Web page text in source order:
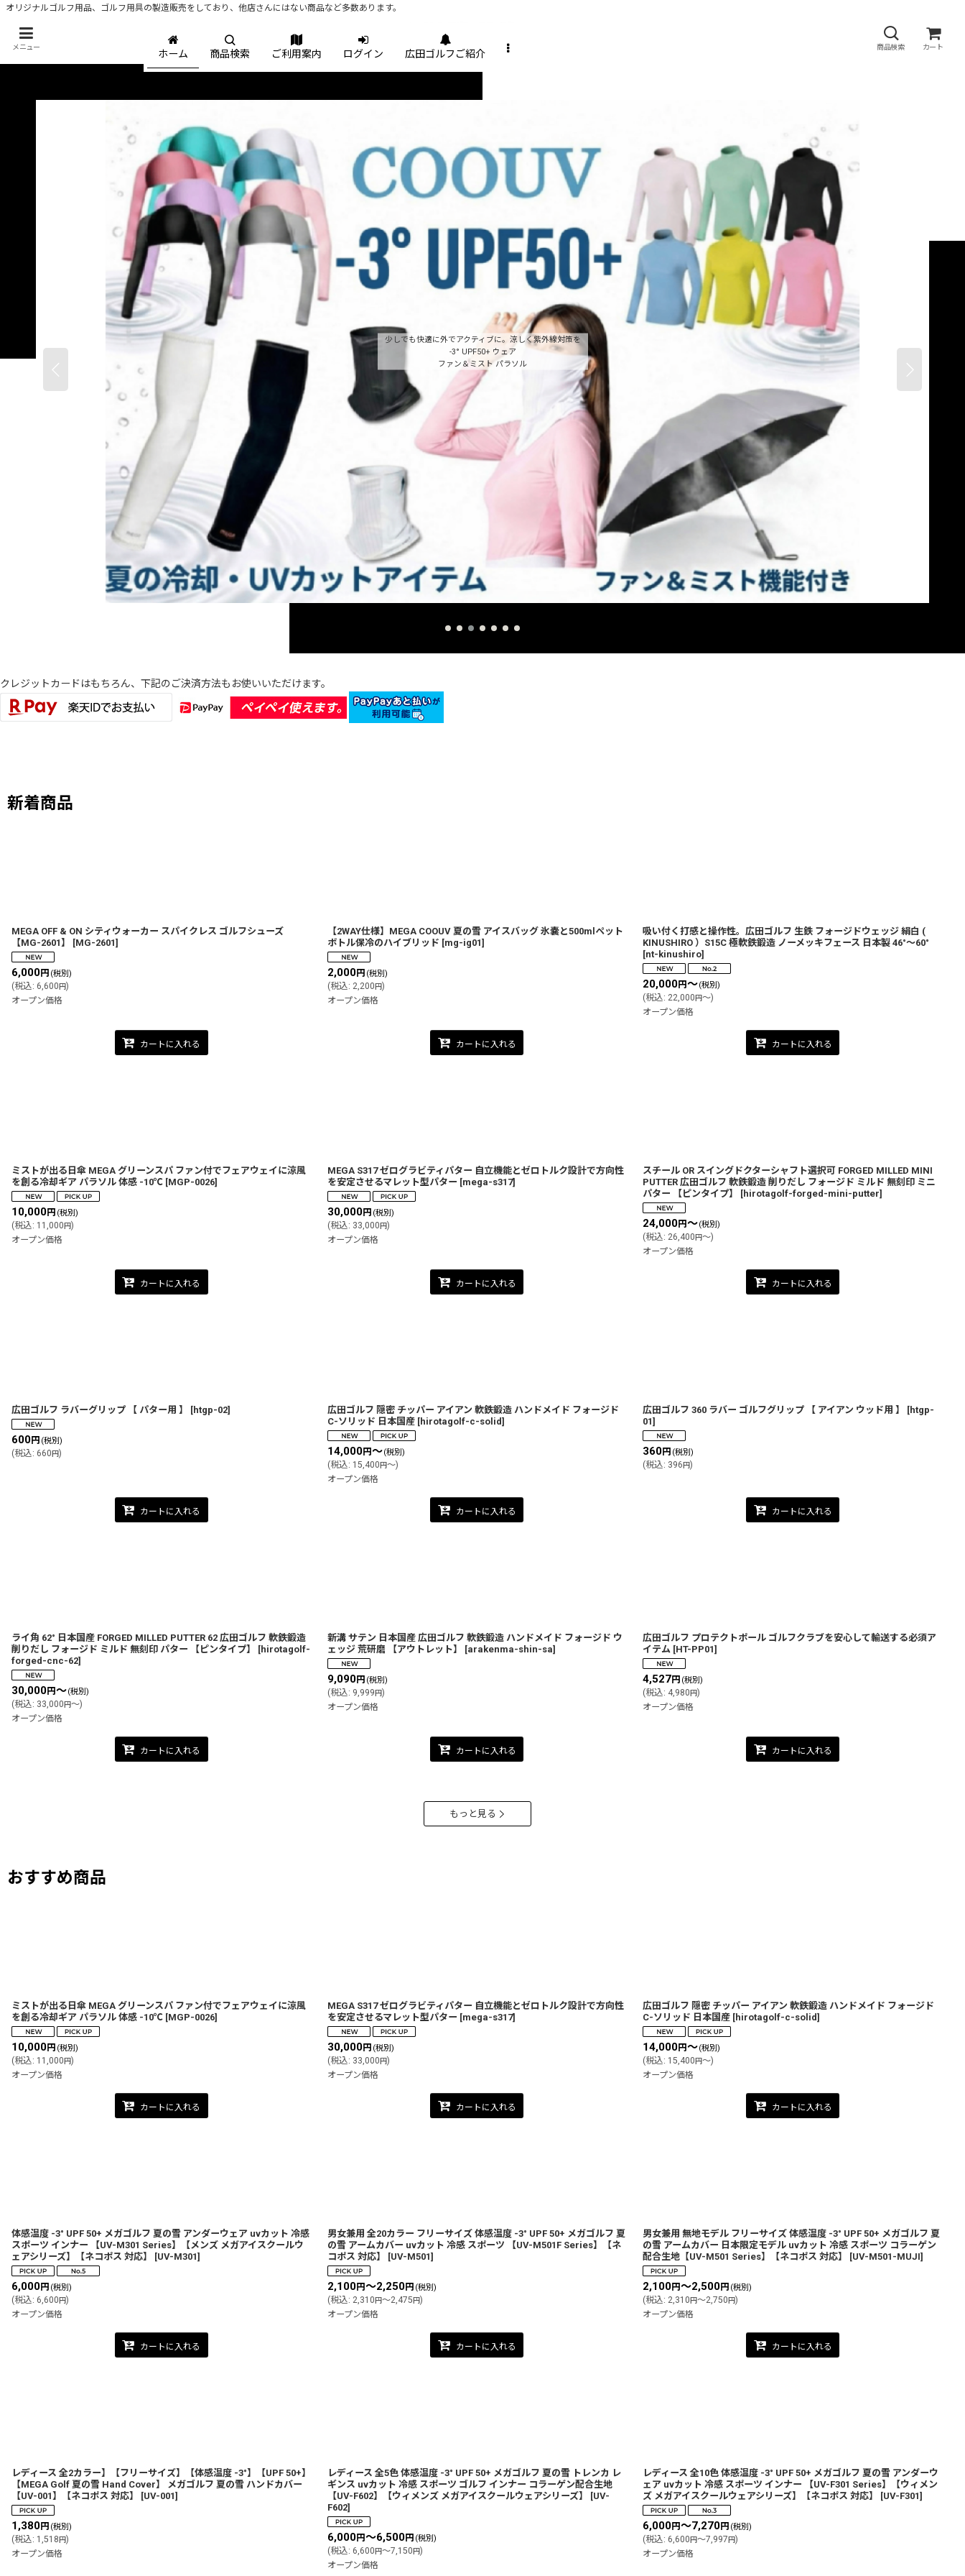
オリジナルゴルフ用品、ゴルフ用具の製造販売をしており、他店さんにはない商品など多数あります。
メニュー 商品検索 カート
ホーム 商品検索 ご利用案内 ログイン 広田ゴルフご紹介
少しでも快適に外でアクティブに。涼しく紫外線対策を
-3° UPF50+ ウェア
ファン＆ミスト パラソル
クレジットカードはもちろん、下記のご決済方法もお使いいただけます。
新着商品
MEGA OFF & ON シティウォーカー スパイクレス ゴルフシューズ
【MG-2601】
[MG-2601]
6,000円 (税別)
(税込: 6,600円)
オープン価格
カートに入れる
【2WAY仕様】MEGA COOUV 夏の雪 アイスバッグ 氷嚢と500mlペット
ボトル保冷のハイブリッド [mg-ig01]
2,000円 (税別)
(税込: 2,200円)
オープン価格
カートに入れる
吸い付く打感と操作性。広田ゴルフ 生鉄 フォージドウェッジ 絹白 (
KINUSHIRO ）S15C 極軟鉄鍛造 ノーメッキフェース 日本製 46°〜60°
[nt-kinushiro]
20,000円～(税別)
(税込: 22,000円～)
オープン価格
カートに入れる
ミストが出る日傘 MEGA グリーンスパ ファン付でフェアウェイに涼風
を創る冷却ギア パラソル 体感 -10℃ [MGP-0026]
10,000円 (税別)
(税込: 11,000 円)
オープン価格
カートに入れる
MEGA S317 ゼログラビティパター 自立機能とゼロトルク設計で方向性
を安定させるマレット型パター [mega-s317]
30,000円 (税別)
(税込: 33,000 円)
オープン価格
カートに入れる
スチール OR スイングドクターシャフト選択可 FORGED MILLED MINI
PUTTER 広田ゴルフ 軟鉄鍛造 削りだし フォージド ミルド 無刻印 ミニ
パター 【ピンタイプ】
[hirotagolf-forged-mini-putter]
24,000円～(税別)
(税込: 26,400円～)
オープン価格
カートに入れる
広田ゴルフ ラバーグリップ 【 パター用 】 [htgp-02]
600円 (税別)
(税込: 660 円)
カートに入れる
広田ゴルフ 隠密 チッパー アイアン 軟鉄鍛造 ハンドメイド フォージド
C-ソリッド 日本国産 [hirotagolf-c-solid]
14,000円～(税別)
(税込: 15,400 円～)
オープン価格
カートに入れる
広田ゴルフ 360 ラバー ゴルフグリップ 【 アイアン ウッド用 】 [htgp-
01]
360円 (税別)
(税込: 396円)
カートに入れる
ライ角 62° 日本国産 FORGED MILLED PUTTER 62 広田ゴルフ 軟鉄鍛造
削りだし フォージド ミルド 無刻印 パター 【ピンタイプ】
[hirotagolf-
forged-cnc-62]
30,000円～(税別)
(税込: 33,000 円～)
オープン価格
カートに入れる
新溝 サテン 日本国産 広田ゴルフ 軟鉄鍛造 ハンドメイド フォージド ウ
ェッジ 荒研磨 【アウトレット】
[arakenma-shin-sa]
9,090円 (税別)
(税込: 9,999 円)
オープン価格
カートに入れる
広田ゴルフ プロテクトポール ゴルフクラブを安心して輸送する必須ア
イテム [HT-PP01]
4,527円 (税別)
(税込: 4,980円)
オープン価格
カートに入れる
もっと見る
おすすめ商品
ミストが出る日傘 MEGA グリーンスパ ファン付でフェアウェイに涼風
を創る冷却ギア パラソル 体感 -10℃ [MGP-0026]
10,000円 (税別)
(税込: 11,000 円)
オープン価格
カートに入れる
MEGA S317 ゼログラビティパター 自立機能とゼロトルク設計で方向性
を安定させるマレット型パター [mega-s317]
30,000円 (税別)
(税込: 33,000 円)
オープン価格
カートに入れる
広田ゴルフ 隠密 チッパー アイアン 軟鉄鍛造 ハンドメイド フォージド
C-ソリッド 日本国産 [hirotagolf-c-solid]
14,000円～(税別)
(税込: 15,400円～)
オープン価格
カートに入れる
体感温度 -3° UPF 50+ メガゴルフ 夏の雪 アンダーウェア uvカット 冷感
スポーツ インナー 【UV-M301 Series】【メンズ メガアイスクールウ
ェアシリーズ】【ネコポス 対応】
[UV-M301]
6,000円 (税別)
(税込: 6,600 円)
オープン価格
カートに入れる
男女兼用 全20カラー フリーサイズ 体感温度 -3° UPF 50+ メガゴルフ 夏
の雪 アームカバー uvカット 冷感 スポーツ 【UV-M501F Series】【ネ
コポス 対応】
[UV-M501]
2,100円～2,250円 (税別)
(税込: 2,310 円～2,475 円)
オープン価格
カートに入れる
男女兼用 無地モデル フリーサイズ 体感温度 -3° UPF 50+ メガゴルフ 夏
の雪 アームカバー 日本限定モデル uvカット 冷感 スポーツ コラーゲン
配合生地【UV-M501 Series】【ネコポス 対応】
[UV-M501-MUJI]
2,100円～2,500円 (税別)
(税込: 2,310円～2,750円)
オープン価格
カートに入れる
レディース 全2カラー】【フリーサイズ】【体感温度 -3°】【UPF 50+】
【MEGA Golf 夏の雪 Hand Cover】 メガゴルフ 夏の雪 ハンドカバー
【UV-001】【ネコポス 対応】
[UV-001]
1,380円 (税別)
(税込: 1,518 円)
オープン価格
レディース 全5色 体感温度 -3° UPF 50+ メガゴルフ 夏の雪 トレンカ レ
ギンス uvカット 冷感 スポーツ ゴルフ インナー コラーゲン配合生地
【UV-F602】【ウィメンズ メガアイスクールウェアシリーズ】
[UV-
F602]
6,000円～6,500円 (税別)
(税込: 6,600 円～7,150 円)
オープン価格
レディース 全10色 体感温度 -3° UPF 50+ メガゴルフ 夏の雪 アンダーウ
ェア uvカット 冷感 スポーツ インナー 【UV-F301 Series】【ウィメン
ズ メガアイスクールウェアシリーズ】【ネコポス 対応】
[UV-F301]
6,000円～7,270円 (税別)
(税込: 6,600円～7,997円)
オープン価格